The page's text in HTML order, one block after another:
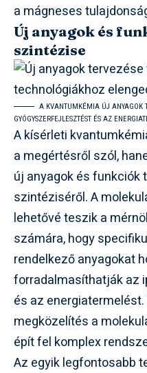
a mágneses
Új anyagok és
szintézise
A KVANTUMKÉMIA ÚJ ANYAGOK
GYÓGYSZERFEJLESZTÉST ÉS AZ
A kísérleti
a megértésről szól,
új anyagok és funkciók
szintéziséről. A
lehetővé teszik a
számára, hogy
rendelkező anyagokat
forradalmasíthatják az
és az energiatermelést.
megközelítés a
épít fel komplex
Az egyik legfontosabb